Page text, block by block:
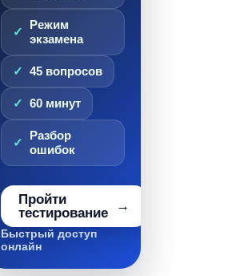
Режим
экзамена
45 вопросов
60 минут
Разбор
ошибок
Пройти
тестирование
Быстрый доступ
онлайн